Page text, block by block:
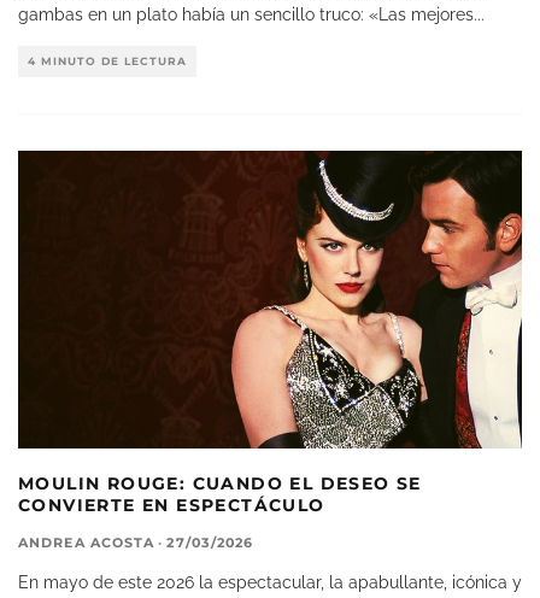
gambas en un plato había un sencillo truco: «Las mejores...
4 MINUTO DE LECTURA
MOULIN ROUGE: CUANDO EL DESEO SE
CONVIERTE EN ESPECTÁCULO
ANDREA ACOSTA · 27/03/2026
En mayo de este 2026 la espectacular, la apabullante, icónica y